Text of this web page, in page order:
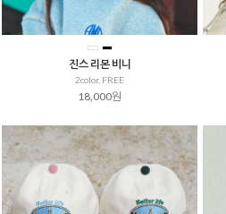
진스 리본 비니
2color, FREE
18,000원